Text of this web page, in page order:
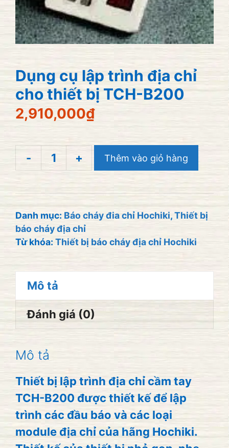
Dụng cụ lập trình địa chỉ
cho thiết bị TCH-B200
2,910,000₫
-
Dụng
trình
chỉ
bị
TCH-
+ Thêm vào giỏ hàng
Danh mục: Báo cháy đia chỉ Hochiki,Thiết bị
báo cháy địa chỉ
Từ khóa: Thiết bị báo cháy địa chỉ Hochiki
Mô tả
Đánh giá (0)
Mô tả
Thiết bị lập trình địa chỉ cầm tay
TCH-B200 được thiết kế để lập
trình các đầu báo và các loại
module địa chỉ của hãng Hochiki.